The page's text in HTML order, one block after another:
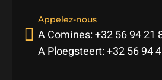
Appelez-nous
A Comines: +32 56 94 21
A Ploegsteert: +32 56 94